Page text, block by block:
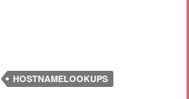
HOSTNAMELOOKUPS